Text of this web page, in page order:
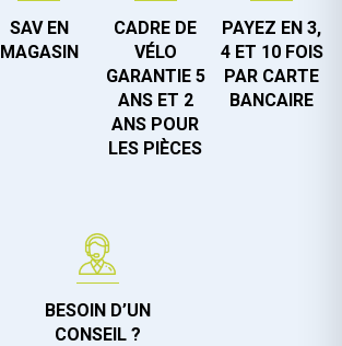
SAV EN
MAGASIN
CADRE DE
VÉLO
GARANTIE 5
ANS ET 2
ANS POUR
LES PIÈCES
PAYEZ EN 3,
4 ET 10 FOIS
PAR CARTE
BANCAIRE
BESOIN D’UN
CONSEIL ?